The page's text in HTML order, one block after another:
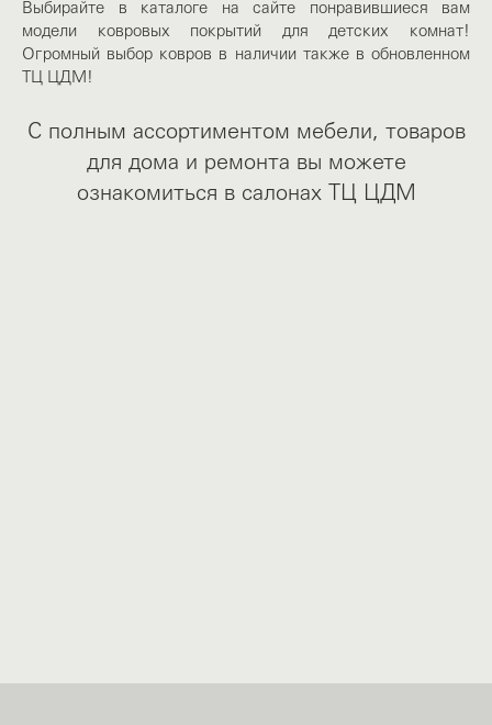
Выбирайте в каталоге на сайте понравившиеся вам
модели ковровых покрытий для детских комнат!
Огромный выбор ковров в наличии также в обновленном
ТЦ ЦДМ!
С полным ассортиментом мебели, товаров
для дома и ремонта вы можете
ознакомиться в салонах ТЦ ЦДМ